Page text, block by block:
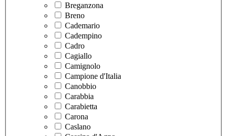
Breganzona
Breno
Cademario
Cadempino
Cadro
Cagiallo
Camignolo
Campione d'Italia
Canobbio
Carabbia
Carabietta
Carona
Caslano